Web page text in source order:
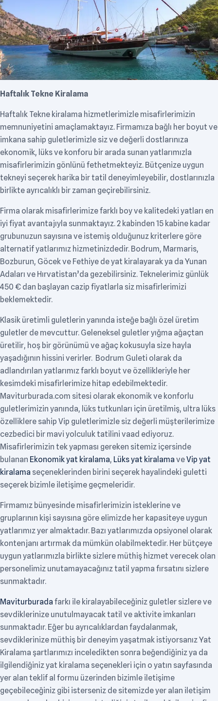
Haftalık Tekne Kiralama
Haftalık Tekne kiralama hizmetlerimizle misafirlerimizin
memnuniyetini amaçlamaktayız. Firmamıza bağlı her boyut ve
imkana sahip guletlerimizle siz ve değerli dostlarınıza
ekonomik, lüks ve konforu bir arada sunan yatlarımızla
misafirlerimizin gönlünü fethetmekteyiz. Bütçenize uygun
tekneyi seçerek harika bir tatil deneyimleyebilir, dostlarınızla
birlikte ayrıcalıklı bir zaman geçirebilirsiniz.
Firma olarak misafirlerimize farklı boy ve kalitedeki yatları en
iyi fiyat avantajıyla sunmaktayız. 2 kabinden 15 kabine kadar
grubunuzun sayısına ve istemiş olduğunuz kriterlere göre
alternatif yatlarımız hizmetinizdedir. Bodrum, Marmaris,
Bozburun, Göcek ve Fethiye de yat kiralayarak ya da Yunan
Adaları ve Hırvatistan’da gezebilirsiniz. Teknelerimiz günlük
450 € dan başlayan cazip fiyatlarla siz misafirlerimizi
beklemektedir.
Klasik üretimli guletlerin yanında isteğe bağlı özel üretim
guletler de mevcuttur. Geleneksel guletler yığma ağaçtan
üretilir, hoş bir görünümü ve ağaç kokusuyla size hayla
yaşadığının hissini verirler. Bodrum Guleti olarak da
adlandırılan yatlarımız farklı boyut ve özellikleriyle her
kesimdeki misafirlerimize hitap edebilmektedir.
Maviturburada.com sitesi olarak ekonomik ve konforlu
guletlerimizin yanında, lüks tutkunları için üretilmiş, ultra lüks
özelliklere sahip Vip guletlerimizle siz değerli müşterilerimize
cezbedici bir mavi yolculuk tatilini vaad ediyoruz.
Misafirlerimizin tek yapması gereken sitemiz içersinde
bulanan Ekonomik yat kiralama, Lüks yat kiralama veVip yat
kiralama seçeneklerinden birini seçerek hayalindeki guletti
seçerek bizimle iletişime geçmeleridir.
Firmamız bünyesinde misafirlerimizin isteklerine ve
gruplarının kişi sayısına göre elimizde her kapasiteye uygun
yatlarımız yer almaktadır. Bazı yatlarımızda opsiyonel olarak
kontenjanı artırmak da mümkün olabilmektedir. Her bütçeye
uygun yatlarımızla birlikte sizlere müthiş hizmet verecek olan
personelimiz unutamayacağınız tatil yapma fırsatını sizlere
sunmaktadır.
Maviturburada farkı ile kiralayabileceğiniz guletler sizlere ve
sevdiklerinize unutulmayacak tatil ve aktivite imkanları
sunmaktadır. Eğer bu ayrıcalıklardan faydalanmak,
sevdiklerinize müthiş bir deneyim yaşatmak istiyorsanız Yat
Kiralama şartlarımızı inceledikten sonra beğendiğiniz ya da
ilgilendiğiniz yat kiralama seçenekleri için o yatın sayfasında
yer alan teklif al formu üzerinden bizimle iletişime
geçebileceğiniz gibi isterseniz de sitemizde yer alan iletişim